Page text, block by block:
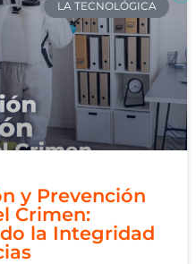
LA TECNOLÓGICA
y Prevención
Crimen:
la Integridad